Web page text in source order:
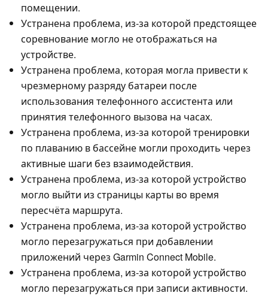
помещении.
Устранена проблема, из-за которой предстоящее
соревнование могло не отображаться на
устройстве.
Устранена проблема, которая могла привести к
чрезмерному разряду батареи после
использования телефонного ассистента или
принятия телефонного вызова на часах.
Устранена проблема, из-за которой тренировки
по плаванию в бассейне могли проходить через
активные шаги без взаимодействия.
Устранена проблема, из-за которой устройство
могло выйти из страницы карты во время
пересчёта маршрута.
Устранена проблема, из-за которой устройство
могло перезагружаться при добавлении
приложений через Garmin Connect Mobile.
Устранена проблема, из-за которой устройство
могло перезагружаться при записи активности.